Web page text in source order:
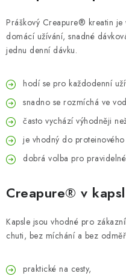
Práškový Creapure® kreatin
domácí užívání, snadné
jednu denní dávku.
hodí se pro každodenní
snadno se rozmíchá ve
často vychází výhodněji
je vhodný do
dobrá volba pro
Creapure® v
Kapsle jsou vhodné pro
chuti, bez míchání a bez
praktické na cesty,